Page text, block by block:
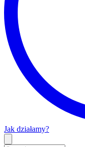
Jak działamy?